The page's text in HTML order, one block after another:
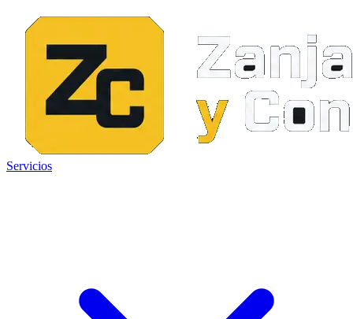
Servicios